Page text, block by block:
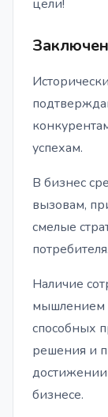
цели!
успехам.
В бизнес
вызовам,
смелые
потребителя.
Наличие
мышлением
способных
решения и
бизнесе.